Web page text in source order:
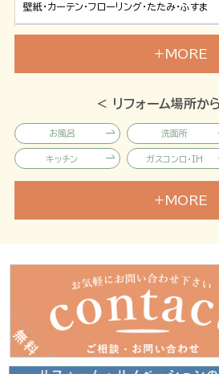
壁紙・カーテン・フローリング・たたみ・ふすま
屋根・外壁リフォーム
お庭のリフォーム
リノベ・大規模リフォーム
リビング・和室・耐震・太陽光発電
建物点検
シロアリ・空き家・建物調査
MORE
＜ リフォーム場所か
お風呂 洗面所
キッチン ガスコンロ・IH
給湯器 壁紙
屋根
樋・雨どい エクステリア
ポスト・宅配BOX
剪定・雑草対策 段差解消
MORE